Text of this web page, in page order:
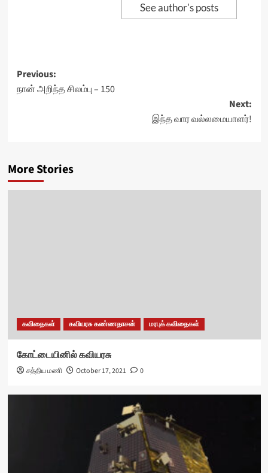
See author's posts
Post
navigation
Previous:
நான் அறிந்த சிலம்பு – 150
Next:
இந்த வார வல்லமையாளர்!
More Stories
கவிதைகள் கவியரசு கண்ணதாசன் மரபுக் கவிதைகள்
கோட்டையினில் கவியரசு
சத்திய மணி October 17, 2021 0